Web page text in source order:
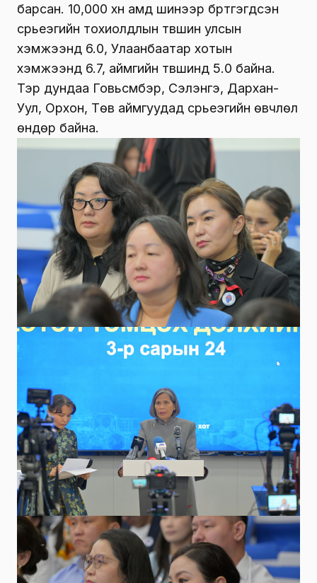
барсан. 10,000 хүн амд шинээр бүртгэгдсэн
сүрьеэгийн тохиолдлын түвшин улсын
хэмжээнд 6.0, Улаанбаатар хотын
хэмжээнд 6.7, аймгийн түвшинд 5.0 байна.
Тэр дундаа Говьсүмбэр, Сэлэнгэ, Дархан-
Уул, Орхон, Төв аймгуудад сүрьеэгийн өвчлөл
өндөр байна.